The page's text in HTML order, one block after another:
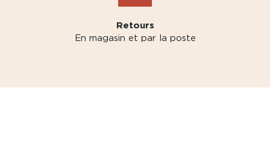
Retours
En magasin et par la poste